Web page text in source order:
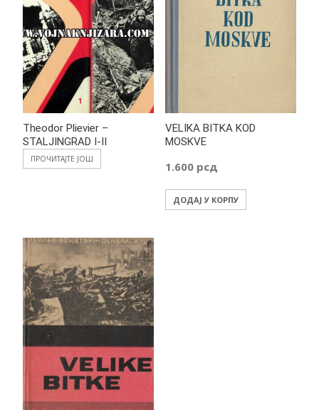
Theodor Plievier –
STALJINGRAD I-II
ПРОЧИТАЈТЕ ЈОШ
VELIKA BITKA KOD
MOSKVE
1.600 рсд
ДОДАЈ У КОРПУ